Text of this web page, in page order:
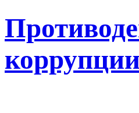
коррупции